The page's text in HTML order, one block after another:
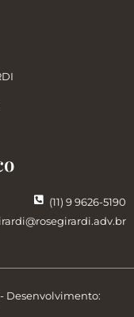
(11) 9 9626-5190
Desenvolvimento: